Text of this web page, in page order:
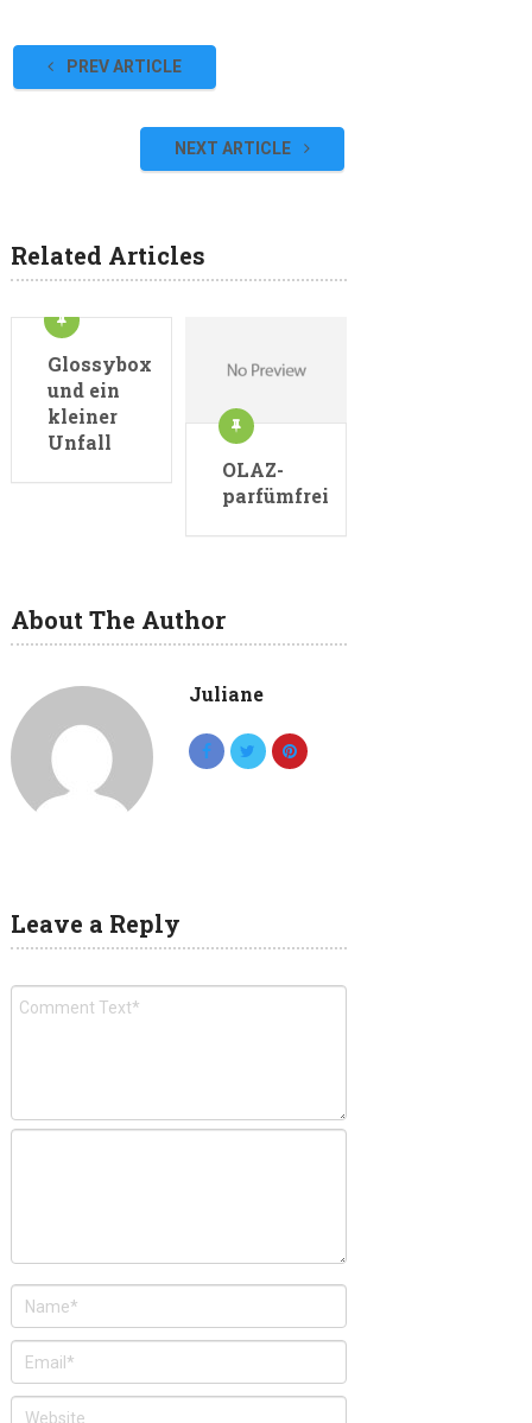
PREV ARTICLE
NEXT ARTICLE
Related Articles
Glossybox
und ein
kleiner
Unfall
OLAZ-
parfümfrei
About The Author
Juliane
Leave a Reply